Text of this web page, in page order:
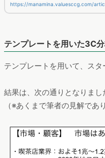
https://manamina.valuesccg.com/
テンプレートを用いた3C
テンプレートを用いて、スタ
結果は、次の通りとなりまし
（※あくまで筆者の見解であ